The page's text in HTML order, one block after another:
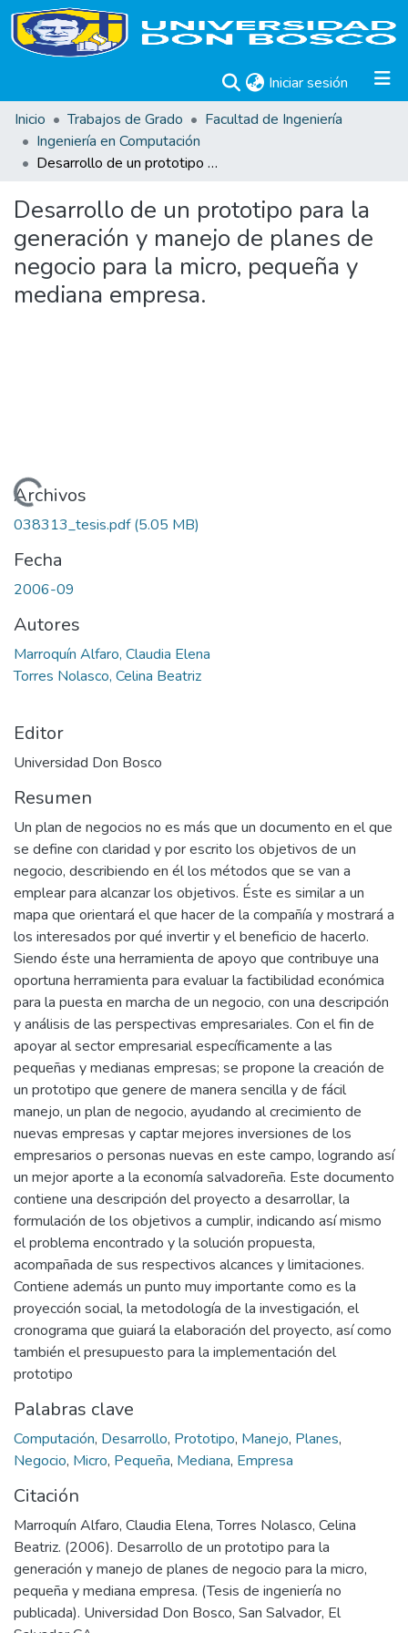
Iniciar sesión (current)
Inicio
Trabajos de Grado
Facultad de Ingeniería
Ingeniería en Computación
Desarrollo de un prototipo para la generación y manejo de planes de negocio para la micro, pequeña y mediana empresa.
Desarrollo de un prototipo para la
generación y manejo de planes de
negocio para la micro, pequeña y
mediana empresa.
Cargando...
Archivos
038313_tesis.pdf(5.05 MB)
Fecha
2006-09
Autores
Marroquín Alfaro, Claudia Elena
Torres Nolasco, Celina Beatriz
Editor
Universidad Don Bosco
Resumen
Un plan de negocios no es más que un documento en el que
se define con claridad y por escrito los objetivos de un
negocio, describiendo en él los métodos que se van a
emplear para alcanzar los objetivos. Éste es similar a un
mapa que orientará el que hacer de la compañía y mostrará a
los interesados por qué invertir y el beneficio de hacerlo.
Siendo éste una herramienta de apoyo que contribuye una
oportuna herramienta para evaluar la factibilidad económica
para la puesta en marcha de un negocio, con una descripción
y análisis de las perspectivas empresariales. Con el fin de
apoyar al sector empresarial específicamente a las
pequeñas y medianas empresas; se propone la creación de
un prototipo que genere de manera sencilla y de fácil
manejo, un plan de negocio, ayudando al crecimiento de
nuevas empresas y captar mejores inversiones de los
empresarios o personas nuevas en este campo, logrando así
un mejor aporte a la economía salvadoreña. Este documento
contiene una descripción del proyecto a desarrollar, la
formulación de los objetivos a cumplir, indicando así mismo
el problema encontrado y la solución propuesta,
acompañada de sus respectivos alcances y limitaciones.
Contiene además un punto muy importante como es la
proyección social, la metodología de la investigación, el
cronograma que guiará la elaboración del proyecto, así como
también el presupuesto para la implementación del
prototipo
Palabras clave
Computación, Desarrollo, Prototipo, Manejo, Planes,
Negocio, Micro, Pequeña, Mediana, Empresa
Citación
Marroquín Alfaro, Claudia Elena, Torres Nolasco, Celina
Beatriz. (2006). Desarrollo de un prototipo para la
generación y manejo de planes de negocio para la micro,
pequeña y mediana empresa. (Tesis de ingeniería no
publicada). Universidad Don Bosco, San Salvador, El